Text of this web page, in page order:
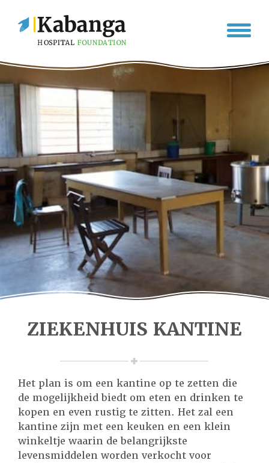
ZIEKENHUIS KANTINE
Het plan is om een kantine op te zetten die
de mogelijkheid biedt om eten en drinken te
kopen en even rustig te zitten. Het zal een
kantine zijn met een keuken en een klein
winkeltje waarin de belangrijkste
levensmiddelen worden verkocht voor